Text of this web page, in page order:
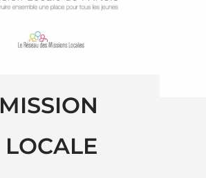
MISSION
LOCALE